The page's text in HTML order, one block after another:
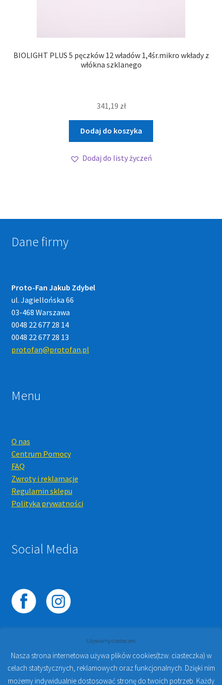
BIOLIGHT PLUS 5 pęczków 12 władów 1,4śr.mikro wkłady z
włókna szklanego
341,19 zł
Dodaj do koszyka
Dodaj do listy życzeń
Dane firmy
Proto-Fan Jakub Zdybel
ul. Jagiellońska 66
03-468 Warszawa
0048 22 677 28 14
0048 22 677 28 13
protofan@protofan.pl
Menu
O nas
Centrum Pomocy
FAQ
Zwroty i reklamacje
Regulamin sklepu
Polityka prywatności
Social Media
© 2023PROTO-FAN | Sklep Stomatologiczny Online i
Kursy Online Warszawa- Sklep stomatologiczny w
Używamy ciasteczek
Nasza strona internetowa używa plików cookies(tzw. ciasteczka) w
celach statystycznych, reklamowych oraz funkcjonalnych. Dzięki nim
możemy indywidualnie dostosować stronę do twoich potrzeb. Każdy